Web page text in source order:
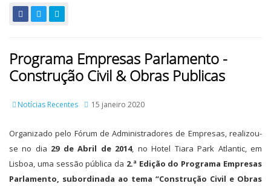
Programa Empresas Parlamento -
Construção Civil & Obras Publicas
Notícias Recentes 15 janeiro 2020
Organizado pelo Fórum de Administradores de Empresas, realizou-
se no dia 29 de Abril de 2014, no Hotel Tiara Park Atlantic, em
Lisboa, uma sessão pública da 2.ª Edição do Programa Empresas
Parlamento, subordinada ao tema “Construção Civil e Obras